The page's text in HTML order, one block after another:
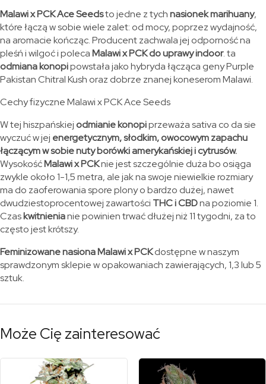
Malawi x PCK Ace Seedsto jedne z tychnasionek marihuany,
które łączą w sobie wiele zalet: od mocy, poprzez wydajność,
na aromacie kończąc. Producent zachwala jej odporność na
pleśń i wilgoć i polecaMalawi x PCK do uprawy indoor. ta
odmiana konopipowstała jako hybryda łącząca geny Purple
Pakistan Chitral Kush oraz dobrze znanej koneserom Malawi.
Cechy fizyczne Malawi x PCK Ace Seeds
W tej hiszpańskiejodmianie konopiprzeważa sativa co da sie
wyczuć w jej energetycznym, słodkim, owocowym zapachu
łączącym w sobie nuty borówki amerykańskiej i cytrusów.
WysokośćMalawi x PCKnie jest szczególnie duża bo osiąga
zwykle około 1-1,5 metra, ale jak na swoje niewielkie rozmiary
ma do zaoferowania spore plony o bardzo dużej, nawet
dwudziestoprocentowej zawartości THC i CBDna poziomie 1.
Czaskwitnienianie powinien trwać dłużej niż 11 tygodni, za to
często jest krótszy.
Feminizowane nasiona Malawi x PCKdostępne w naszym
sprawdzonym sklepie w opakowaniach zawierających, 1,3 lub 5
sztuk.
Może Cię zainteresować